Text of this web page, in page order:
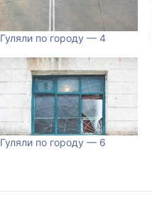
Гуляли по городу — 4
Гуляли по городу — 6